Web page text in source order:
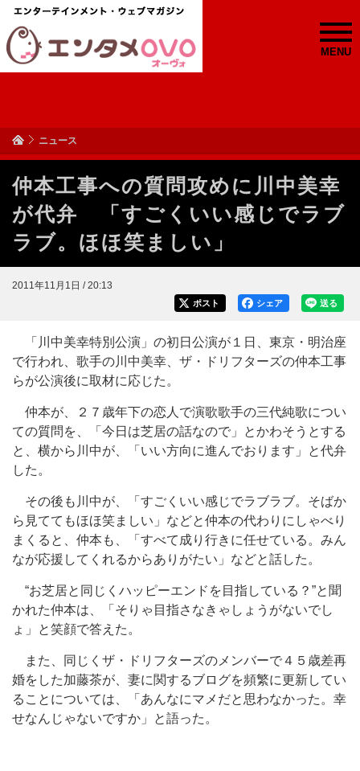
MENU
ニュース
仲本工事への質問攻めに川中美幸
が代弁 「すごくいい感じでラブ
ラブ。ほほ笑ましい」
2011年11月1日 / 20:13
送る
シェア
ポスト
「川中美幸特別公演」の初日公演が１日、東京・明治座
で行われ、歌手の川中美幸、ザ・ドリフターズの仲本工事
らが公演後に取材に応じた。
仲本が、２７歳年下の恋人で演歌歌手の三代純歌につい
ての質問を、「今日は芝居の話なので」とかわそうとする
と、横から川中が、「いい方向に進んでおります」と代弁
した。
その後も川中が、「すごくいい感じでラブラブ。そばか
ら見ててもほほ笑ましい」などと仲本の代わりにしゃべり
まくると、仲本も、「すべて成り行きに任せている。みん
なが応援してくれるからありがたい」などと話した。
“お芝居と同じくハッピーエンドを目指している？”と聞
かれた仲本は、「そりゃ目指さなきゃしょうがないでし
ょ」と笑顔で答えた。
また、同じくザ・ドリフターズのメンバーで４５歳差再
婚をした加藤茶が、妻に関するブログを頻繁に更新してい
ることについては、「あんなにマメだと思わなかった。幸
せなんじゃないですか」と語った。